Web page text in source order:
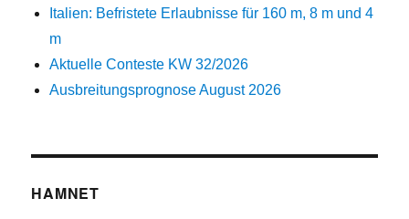
Italien: Befristete Erlaubnisse für 160 m, 8 m und 4
m
Aktuelle Conteste KW 32/2026
Ausbreitungsprognose August 2026
HAMNET